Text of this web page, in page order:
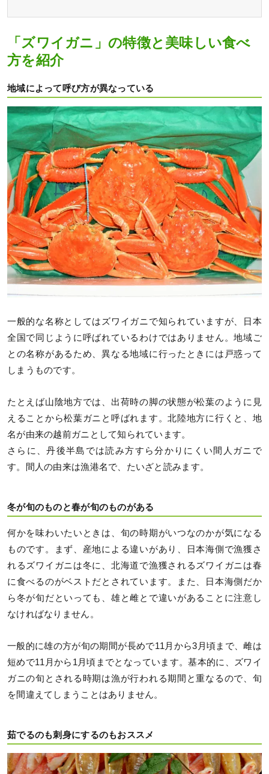
「ズワイガニ」の特徴と美味しい食べ
方を紹介
地域によって呼び方が異なっている
一般的な名称としてはズワイガニで知られていますが、日本
全国で同じように呼ばれているわけではありません。地域ご
との名称があるため、異なる地域に行ったときには戸惑って
しまうものです。
たとえば山陰地方では、出荷時の脚の状態が松葉のように見
えることから松葉ガニと呼ばれます。北陸地方に行くと、地
名が由来の越前ガニとして知られています。
さらに、丹後半島では読み方すら分かりにくい間人ガニで
す。間人の由来は漁港名で、たいざと読みます。
冬が旬のものと春が旬のものがある
何かを味わいたいときは、旬の時期がいつなのかが気になる
ものです。まず、産地による違いがあり、日本海側で漁獲さ
れるズワイガニは冬に、北海道で漁獲されるズワイガニは春
に食べるのがベストだとされています。また、日本海側だか
ら冬が旬だといっても、雄と雌とで違いがあることに注意し
なければなりません。
一般的に雄の方が旬の期間が長めで11月から3月頃まで、雌は
短めで11月から1月頃までとなっています。基本的に、ズワイ
ガニの旬とされる時期は漁が行われる期間と重なるので、旬
を間違えてしまうことはありません。
茹でるのも刺身にするのもおススメ